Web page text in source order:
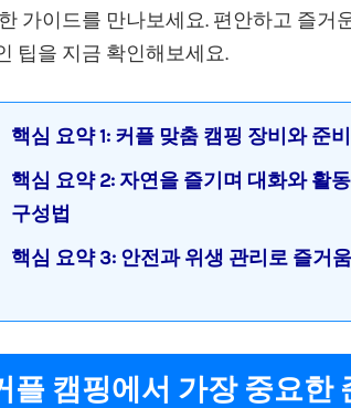
가이드를 만나보세요. 편안하고 즐거
팁을 지금 확인해보세요.
핵심 요약 1: 커플 맞춤 캠핑 장비와 준
핵심 요약 2: 자연을 즐기며 대화와 활
구성법
핵심 요약 3: 안전과 위생 관리로 즐거
플 캠핑에서 가장 중요한